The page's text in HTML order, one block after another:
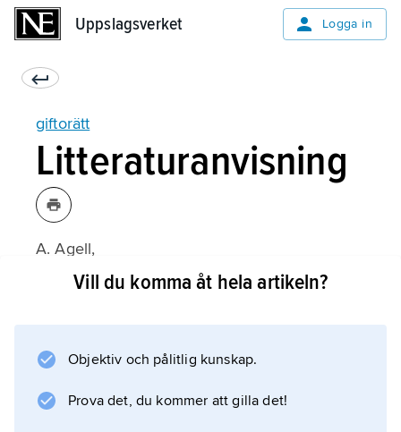
Uppslagsverket Logga in
giftorätt
Litteraturanvisning
A. Agell,
Äktenskap, samboende, partnerskap
Vill du komma åt hela artikeln?
Objektiv och pålitlig kunskap.
Prova det, du kommer att gilla det!